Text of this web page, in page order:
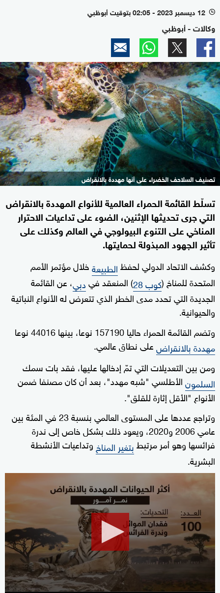
l 12 ديسمبر 2023 - 02:05 بتوقيت أبوظبي
وكالات - أبوظبي
تصنيف السلاحف الخضراء على أنها مهددة بالانقراض
تسلّط القائمة الحمراء العالمية للأنواع المهددة بالانقراض
التي جرى تحديثها الإثنين، الضوء على تداعيات الاحترار
المناخي على التنوع البيولوجي في العالم وكذلك على
تأثير الجهود المبذولة لحمايتها.
وكشف الاتحاد الدولي لحفظالطبيعةخلال مؤتمر الأمم
المتحدة للمناخ (كوب 28 ) المنعقد فيدبي، عن القائمة
الجديدة التي تحدد مدى الخطر الذي تتعرض له الأنواع النباتية
والحيوانية.
وتضم القائمة الحمراء حاليا 157190 نوعا، بينها 44016 نوعا
مهددة بالانقراضعلى نطاق عالمي.
ومن بين التعديلات التي تمّ إدخالها عليها، فقد بات سمك
السلمونالأطلسي "شبه مهدد"، بعد أن كان مصنفا ضمن
الأنواع "الأقل إثارة للقلق".
وتراجع عددها على المستوى العالمي بنسبة 23 في المئة بين
عامي 2006 و2020، ويعود ذلك بشكل خاص إلى ندرة
فرائسها وهو أمر مرتبطبتغير المناخ وتداعيات الأنشطة
البشرية.
of
0
seconds